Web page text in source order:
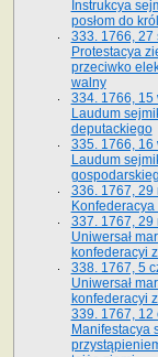
Instrukcya
posłom do
333. 1766, 27
Protestacya
przeciwko
walny
334. 1766, 15
Laudum
deputackiego
335. 1766, 16
Laudum
336. 1767, 29
337. 1767, 29
Uniwersał
konfederacyi
338. 1767, 5
Uniwersał
konfederacyi
339. 1767, 12
Manifestacya